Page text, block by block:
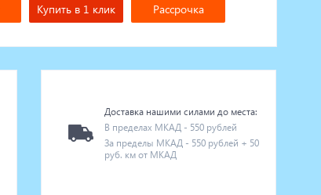
Купить в 1 клик Рассрочка
Доставка нашими силами до места:
В пределах МКАД - 550 рублей
За пределы МКАД - 550 рублей + 50
руб. км от МКАД